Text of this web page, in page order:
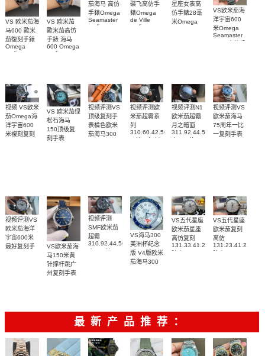
VS 欧米茄海
马600 歐米
茄復刻手錶
Omega
replica
VS 欧米茄
歐米茄高仿
手錶 海马
600 Omega
replica
茄海马 高仿
手錶Omega
Seamaster
replica
碟飞高仿手
錶Omega
de Ville
replica
星座女表高
仿手錶28毫
米Omega
VS欧米茄海
洋宇宙600
米Omega
Seamaster
视频 VS欧米
茄Omega海
洋宇宙600
米複刻复刻
VS 欧米茄绿
松石海马
150顶级复
刻手表
视频评测VS
顶级复刻手
表橘色欧米
茄海马300
视频评测欧
米茄超霸系
列
310.60.42.50.02.001
视频评测N1
欧米茄超霸
月之暗面
311.92.44.51.01.005
视频评测VS
欧米茄海马
75周年一比
一复刻手表
视频评测VS
欧米茄海洋
宇宙600米
最好复刻手
215.92.44.21.99.001
VS欧米茄海
马150米黄
针撑杆跳广
州复刻手表
视频评测
SMF欧米茄
超霸
310.92.44.50.06.001
VS海马300
美洲杯纪念
版 V4版欧米
茄海马300
VS五代星座
欧米茄星座
高仿复刻
131.33.41.21.06.001
VS五代星座
欧米茄复刻
高仿
最新产品推荐：